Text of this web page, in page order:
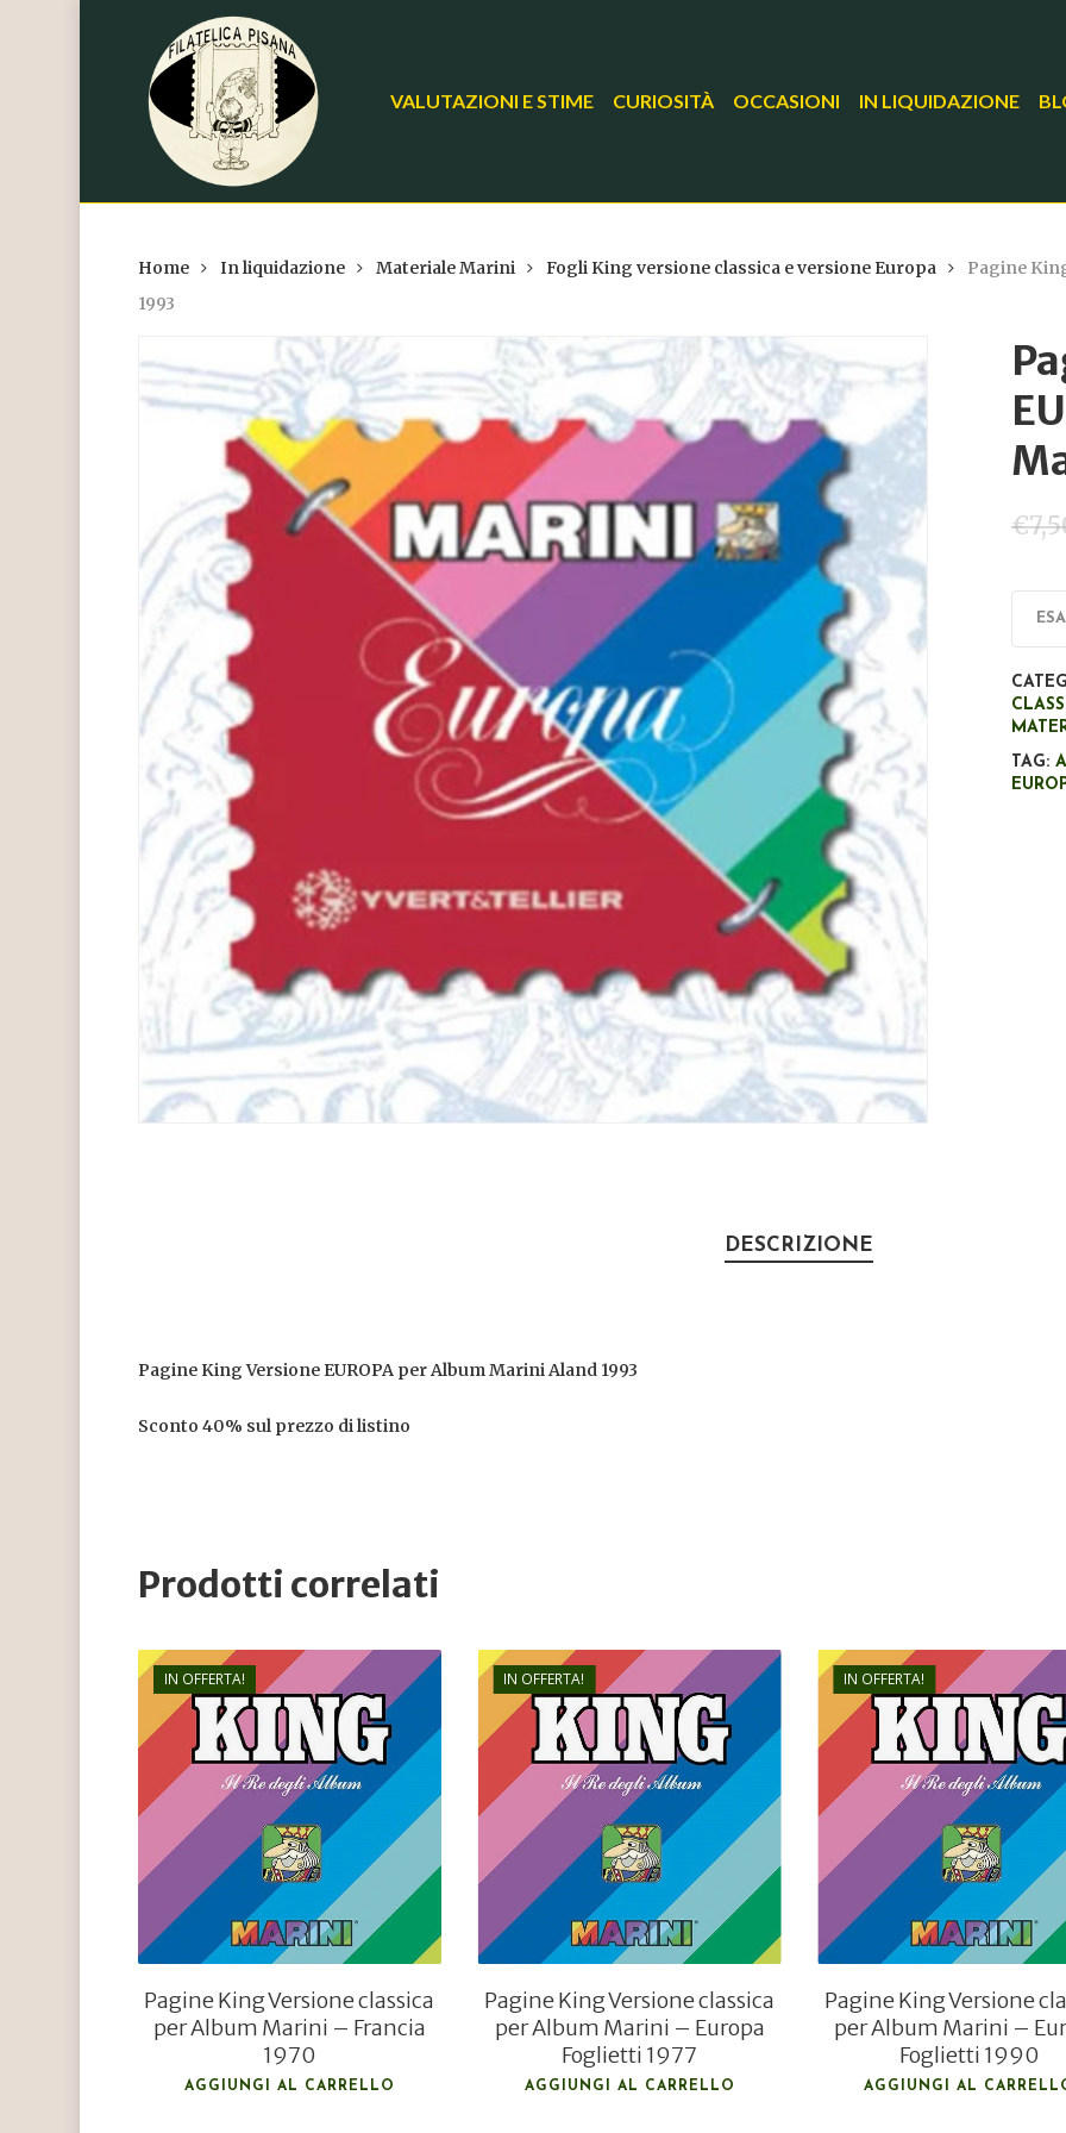
Hit enter to search or ESC to close
VALUTAZIONI E STIME CURIOSITÀ OCCASIONI IN LIQUIDAZIONE
Home In liquidazione Materiale Marini Fogli King versione classica e versione Europa
Pagine
1993
€
TAG:
DESCRIZIONE
Pagine King Versione EUROPA per Album Marini Aland 1993
Sconto 40% sul prezzo di listino
Prodotti correlati
IN OFFERTA!
€ 22,00
€8,80
Pagine King Versione classica
per Album Marini – Francia
1970
AGGIUNGI AL CARRELLO
IN OFFERTA!
€ 12,00
€4,80
Pagine King Versione classica
per Album Marini – Europa
Foglietti 1977
AGGIUNGI AL CARRELLO
IN OFFERTA!
€ 24,00
€9,60
Pagine King Versione
per Album Marini –
Foglietti 1990
AGGIUNGI AL